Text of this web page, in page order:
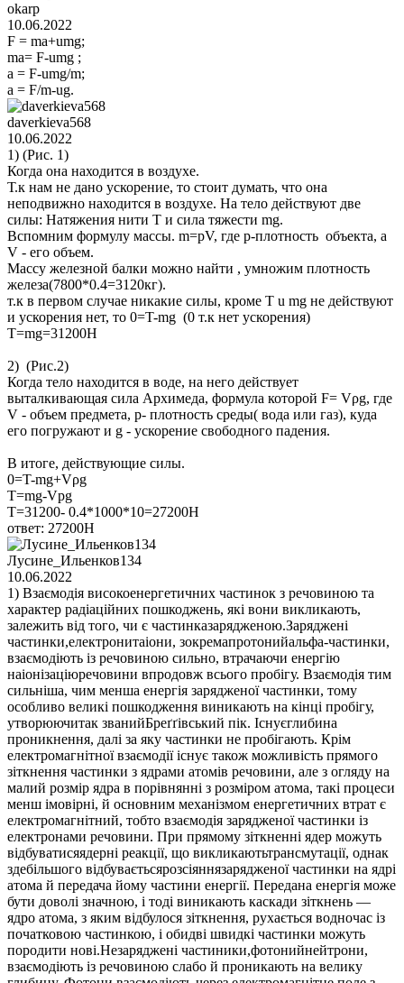
okarp
10.06.2022
F = ma+umg;
ma= F-umg ;
a = F-umg/m;
a = F/m-ug.
daverkieva568
10.06.2022
1) (Рис. 1)
Когда она находится в воздухе.
Т.к нам не дано ускорение, то стоит думать, что она
неподвижно находится в воздухе. На тело действуют две
силы: Натяжения нити T и сила тяжести mg.
Вспомним формулу массы. m=pV, где р-плотность объекта, а
V - его объем.
Массу железной балки можно найти , умножим плотность
железа(7800*0.4=3120кг).
т.к в первом случае никакие силы, кроме T u mg не действуют
и ускорения нет, то 0=T-mg (0 т.к нет ускорения)
T=mg=31200Н
2) (Рис.2)
Когда тело находится в воде, на него действует
выталкивающая сила Архимеда, формула которой F= Vρg, где
V - объем предмета, p- плотность среды( вода или газ), куда
его погружают и g - ускорение свободного падения.
В итоге, действующие силы.
0=T-mg+Vρg
T=mg-Vpg
T=31200- 0.4*1000*10=27200Н
ответ: 27200Н
Лусине_Ильенков134
10.06.2022
1) Взаємодія високоенергетичних частинок з речовиною та
характер радіаційних пошкоджень, які вони викликають,
залежить від того, чи є частинказарядженою.Заряджені
частинки,електронитаіони, зокремапротонийальфа-частинки,
взаємодіють із речовиною сильно, втрачаючи енергію
наіонізаціюречовини впродовж всього пробігу. Взаємодія тим
сильніша, чим менша енергія зарядженої частинки, тому
особливо великі пошкодження виникають на кінці пробігу,
утворюючитак званийБреґґівський пік. Існуєглибина
проникнення, далі за яку частинки не пробігають. Крім
електромагнітної взаємодії існує також можливість прямого
зіткнення частинки з ядрами атомів речовини, але з огляду на
малий розмір ядра в порівнянні з розміром атома, такі процеси
менш імовірні, й основним механізмом енергетичних втрат є
електромагнітний, тобто взаємодія зарядженої частинки із
електронами речовини. При прямому зіткненні ядер можуть
відбуватисяядерні реакції, що викликаютьтрансмутації, однак
здебільшого відбуваєтьсярозсіяннязарядженої частинки на ядрі
атома й передача йому частини енергії. Передана енергія може
бути доволі значною, і тоді виникають каскади зіткнень —
ядро атома, з яким відбулося зіткнення, рухається водночас із
початковою частинкою, і обидві швидкі частинки можуть
породити нові.Незаряджені частиники,фотонийнейтрони,
взаємодіють із речовиною слабо й проникають на велику